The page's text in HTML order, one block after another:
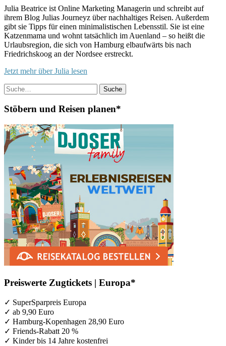
Julia Beatrice ist Online Marketing Managerin und schreibt auf
ihrem Blog Julias Journeyz über nachhaltiges Reisen. Außerdem
gibt sie Tipps für einen minimalistischen Lebensstil. Sie ist eine
Katzenmama und wohnt tatsächlich im Auenland – so heißt die
Urlaubsregion, die sich von Hamburg elbaufwärts bis nach
Friedrichskoog an der Nordsee erstreckt.
Jetzt mehr über Julia lesen
Suche
Stöbern und Reisen planen*
Preiswerte Zugtickets | Europa*
✓ SuperSparpreis Europa
✓ ab 9,90 Euro
✓ Hamburg-Kopenhagen 28,90 Euro
✓ Friends-Rabatt 20 %
✓ Kinder bis 14 Jahre kostenfrei